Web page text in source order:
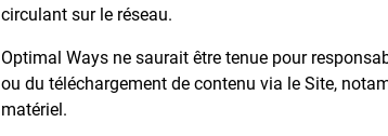
circulant sur le réseau.
Optimal Ways ne saurait être tenue pour
ou du téléchargement de contenu via le Site,
matériel.